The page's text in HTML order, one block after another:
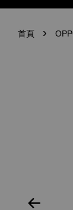
首頁 ›